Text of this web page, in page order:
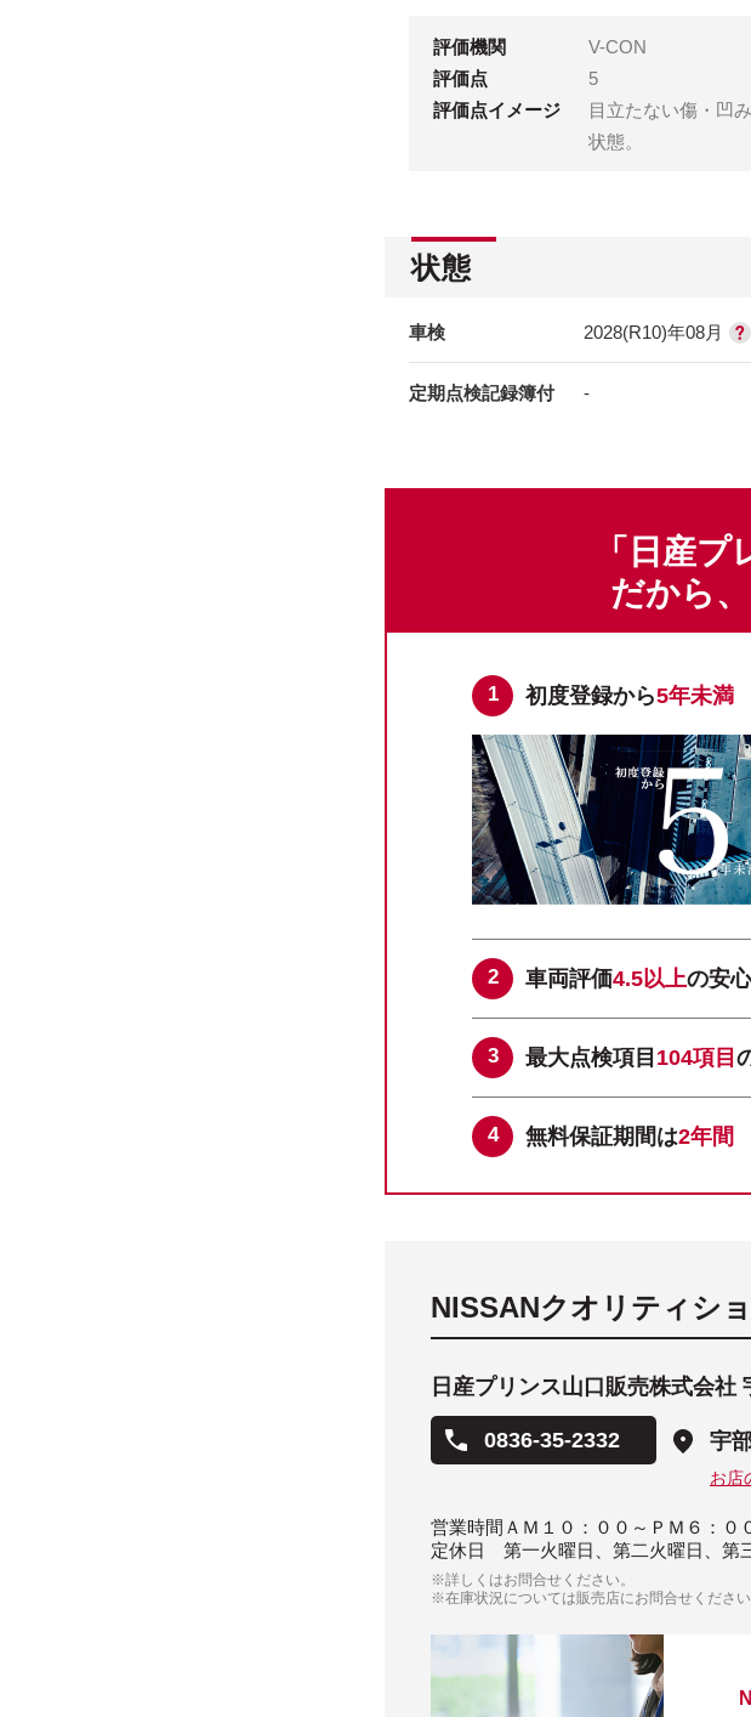
評価機関
V-CON
評価点
5
評価点イメージ
目立たない傷・凹
状態。
状態
車検 2028(R10)年08月
定期点検記録簿付 -
「日産プ
だから
初度登録から5年未満
車両評価4.5以上の安
最大点検項目 104項目
無料保証期間は2年間
NISSANクオリティシ
日産プリンス山口販売株式会社
0836-35-2332 宇
お店
営業時間 ＡＭ１０：００～ＰＭ６：０
定休日
第一火曜日、第二火曜日、第
※詳しくはお問合せください。
※在庫状況については販売店にお問合せください